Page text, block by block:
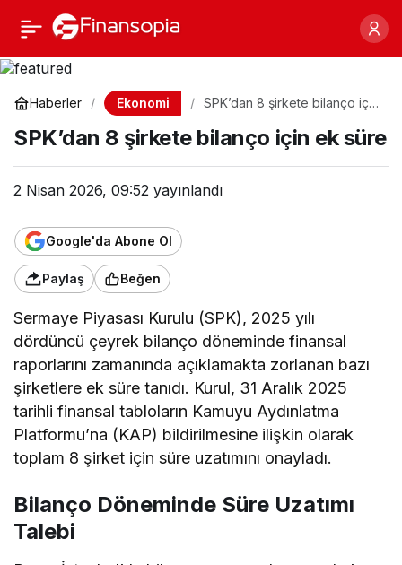
Haberler Ekonomi
SPK’dan 8 şirkete bilanço için
SPK’dan 8 şirkete bilanço için ek süre
2 Nisan 2026, 09:52 yayınlandı
Google'da Abone Ol
Paylaş Beğen
Sermaye Piyasası Kurulu (SPK), 2025 yılı
dördüncü çeyrek bilanço döneminde finansal
raporlarını zamanında açıklamakta zorlanan bazı
şirketlere ek süre tanıdı. Kurul, 31 Aralık 2025
tarihli finansal tabloların Kamuyu Aydınlatma
Platformu’na (KAP) bildirilmesine ilişkin olarak
toplam 8 şirket için süre uzatımını onayladı.
Bilanço Döneminde Süre Uzatımı
Talebi
SPK’dan 8 şirkete
bilanço için ek süre
Paylaş